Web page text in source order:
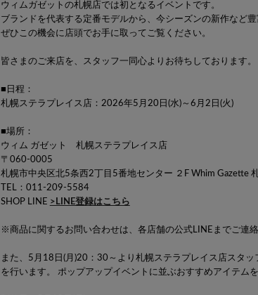
ウィムガゼットの札幌店では初となるイベントです。
ブランドを代表する定番モデルから、今シーズンの新作など豊
ぜひこの機会に店頭でお手に取ってご覧ください。
皆さまのご来店を、スタッフ一同心よりお待ちしております。
■日程：
札幌ステラプレイス店：2026年5月20日(水)～6月2日(火)
■場所：
ウィム ガゼット 札幌ステラプレイス店
〒060-0005
札幌市中央区北5条西2丁目5番地センター ２F Whim Gazette
TEL：011-209-5584
SHOP LINE >LINE登録はこちら
※商品に関するお問い合わせは、各店舗の公式LINEまでご連絡
また、5月18日(月)20：30～より札幌ステラプレイス店スタ
を行います。 ポップアップイベントに並ぶおすすめアイテム